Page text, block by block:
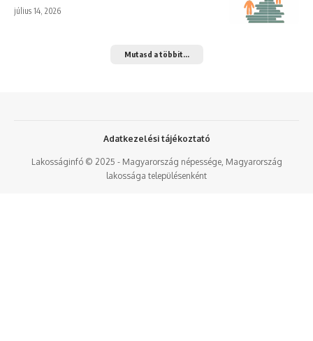
július 14, 2026
Mutasd a többit...
Lakosságinfó © 2025 - Magyarország népessége, Magyarország
lakossága településenként
Adatkezelési tájékoztató